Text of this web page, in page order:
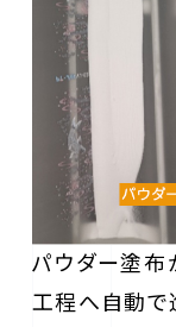
パウダー塗布
工程へ自動で